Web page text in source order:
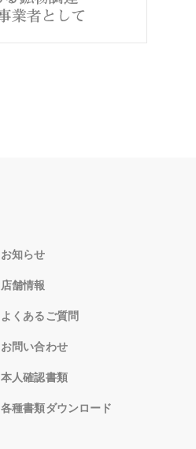
お知らせ
店舗情報
よくあるご質問
お問い合わせ
本人確認書類
各種書類ダウンロード